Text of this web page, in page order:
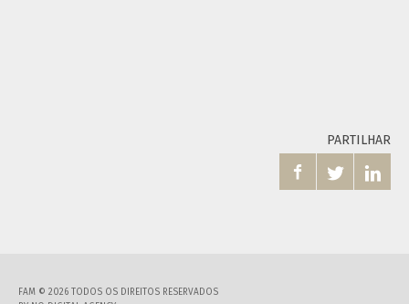
PARTILHAR
  
FAM © 2026 TODOS OS DIREITOS RESERVADOS